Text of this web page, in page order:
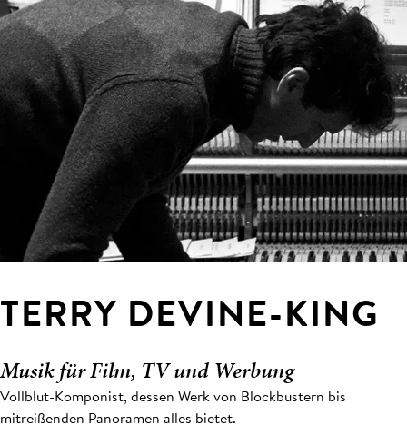
TERRY DEVINE-KING
Musik für Film, TV und Werbung
Vollblut-Komponist, dessen Werk von Blockbustern bis
mitreißenden Panoramen alles bietet.